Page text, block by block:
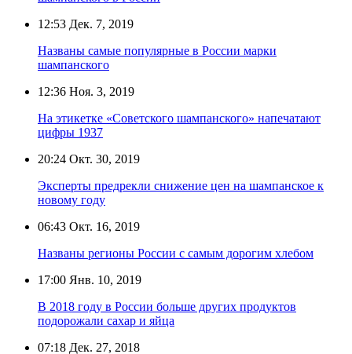
12:53 Дек. 7, 2019
Названы самые популярные в России марки
шампанского
12:36 Ноя. 3, 2019
На этикетке «Советского шампанского» напечатают
цифры 1937
20:24 Окт. 30, 2019
Эксперты предрекли снижение цен на шампанское к
новому году
06:43 Окт. 16, 2019
Названы регионы России с самым дорогим хлебом
17:00 Янв. 10, 2019
В 2018 году в России больше других продуктов
подорожали сахар и яйца
07:18 Дек. 27, 2018